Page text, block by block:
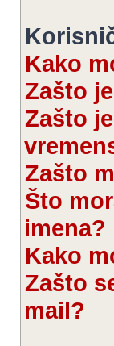
Kako
Zašto
Zašto
Zašto
Što
imena?
Kako
Zašto
mail?